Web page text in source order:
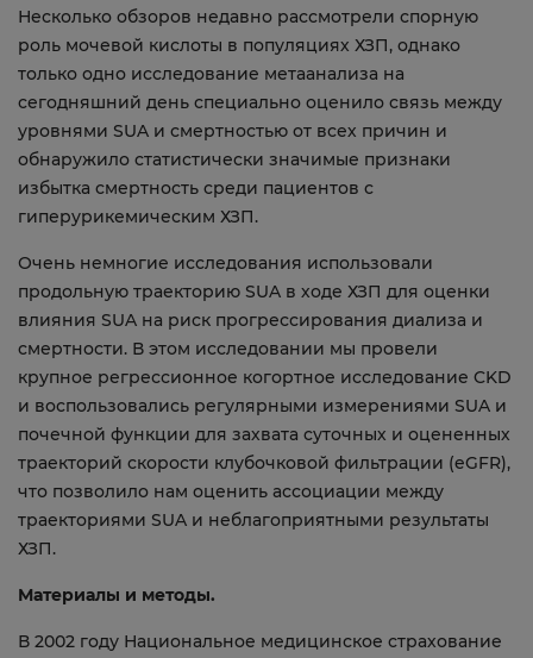
Несколько обзоров недавно рассмотрели спорную
роль мочевой кислоты в популяциях ХЗП, однако
только одно исследование метаанализа на
сегодняшний день специально оценило связь между
уровнями SUA и смертностью от всех причин и
обнаружило статистически значимые признаки
избытка смертность среди пациентов с
гиперурикемическим ХЗП.
Очень немногие исследования использовали
продольную траекторию SUA в ходе ХЗП для оценки
влияния SUA на риск прогрессирования диализа и
смертности. В этом исследовании мы провели
крупное регрессионное когортное исследование CKD
и воспользовались регулярными измерениями SUA и
почечной функции для захвата суточных и оцененных
траекторий скорости клубочковой фильтрации (eGFR),
что позволило нам оценить ассоциации между
траекториями SUA и неблагоприятными результаты
ХЗП.
Материалы и методы.
В 2002 году Национальное медицинское страхование